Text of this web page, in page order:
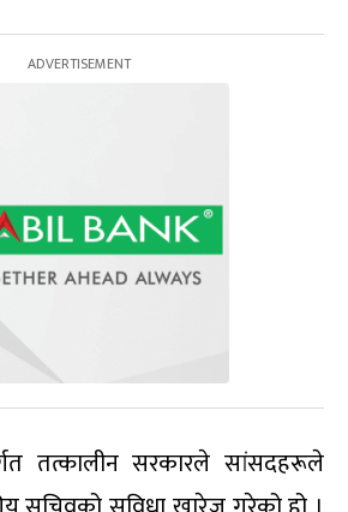
तत्कालीन सरकारले सांसदहरूले